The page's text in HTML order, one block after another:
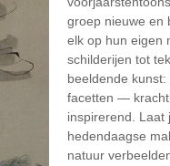
groep nieuwe en
elk op hun eigen
schilderijen tot
beeldende
facetten —
inspirerend. Laat
hedendaagse
natuur